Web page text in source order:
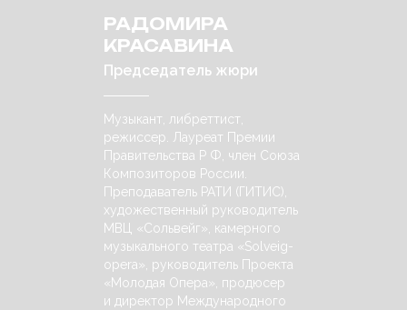
РАДОМИРА
КРАСАВИНА
Председатель жюри
Музыкант, либреттист,
режиссер. Лауреат Премии
Правительства Р Ф, член Союза
Композиторов России.
Преподаватель РАТИ (ГИТИС),
художественный руководитель
МВЦ «Сольвейг», камерного
музыкального театра «Solveig-
opera», руководитель Проекта
«Молодая Опера», продюсер
и директор Международного